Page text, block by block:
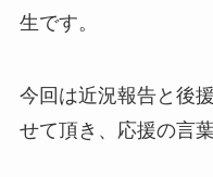
生です。
今回は近況報告と後
せて頂き、応援の言